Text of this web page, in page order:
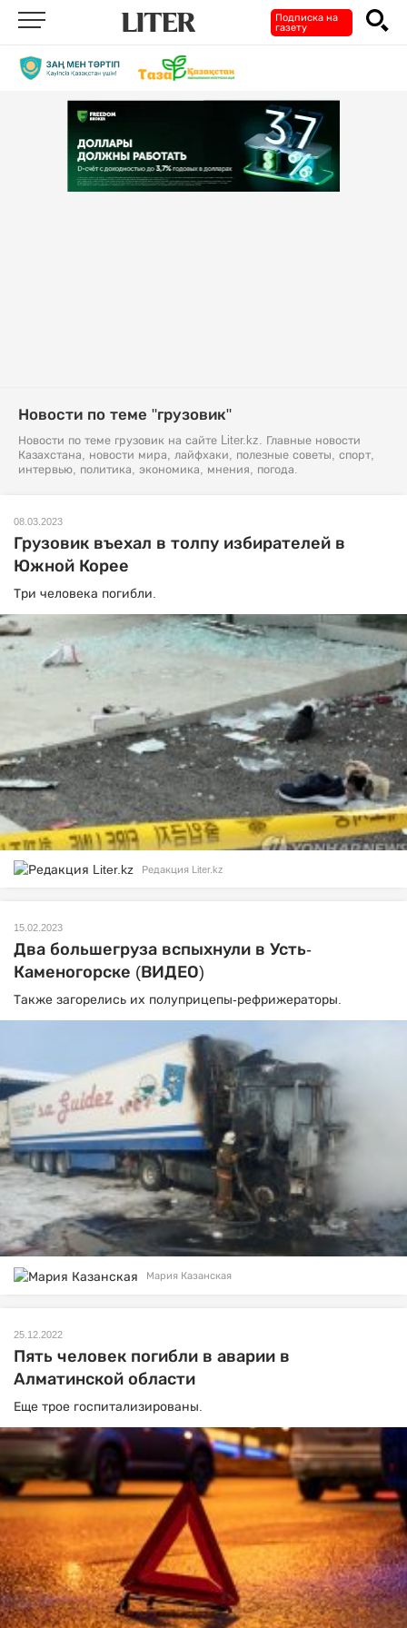
Подписка на
газету
Новости по теме "грузовик"
Новости по теме грузовик на сайте Liter.kz. Главные новости
Казахстана, новости мира, лайфхаки, полезные советы, спорт,
интервью, политика, экономика, мнения, погода.
08.03.2023
Грузовик въехал в толпу избирателей в
Южной Корее
Три человека погибли.
Редакция Liter.kz
15.02.2023
Два большегруза вспыхнули в Усть-
Каменогорске (ВИДЕО)
Также загорелись их полуприцепы-рефрижераторы.
Мария Казанская
25.12.2022
Пять человек погибли в аварии в
Алматинской области
Еще трое госпитализированы.